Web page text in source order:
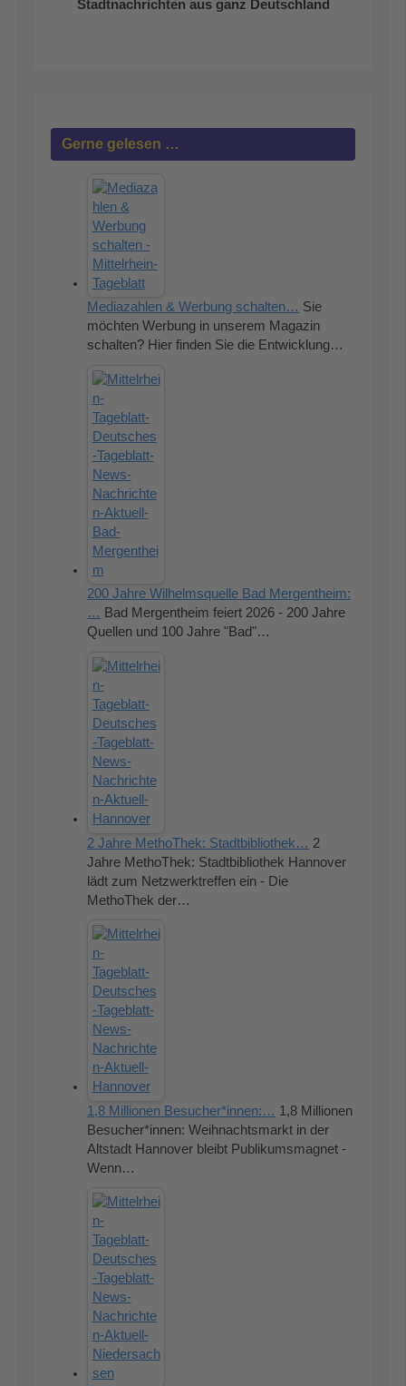
Stadtnachrichten aus ganz Deutschland
Gerne gelesen …
Mediazahlen & Werbung schalten… Sie
möchten Werbung in unserem Magazin
schalten? Hier finden Sie die Entwicklung…
200 Jahre Wilhelmsquelle Bad Mergentheim:
… Bad Mergentheim feiert 2026 - 200 Jahre
Quellen und 100 Jahre "Bad"…
2 Jahre MethoThek: Stadtbibliothek… 2
Jahre MethoThek: Stadtbibliothek Hannover
lädt zum Netzwerktreffen ein - Die
MethoThek der…
1,8 Millionen Besucher*innen:… 1,8 Millionen
Besucher*innen: Weihnachtsmarkt in der
Altstadt Hannover bleibt Publikumsmagnet -
Wenn…